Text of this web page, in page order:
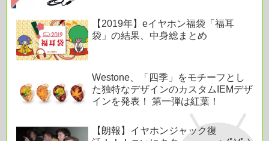
【2019年】eイヤホン福袋「福耳
袋」の結果、中身総まとめ
Westone、「四季」をモチーフとし
た独特なデザインのカスタムIEMデザ
インを発表！ 第一弾は紅葉！
【朗報】イヤホンジャック復